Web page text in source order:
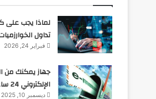
لماذا يجب على
تداول
فبراير 24, 2026
جهاز يمكنك من
الإلكتروني 24 ساعة
ديسمبر 10, 2025